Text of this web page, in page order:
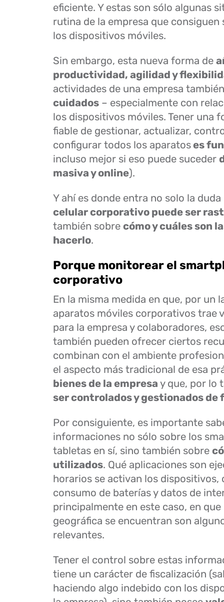
eficiente. Y estas son sólo algunas
rutina de la empresa que consiguen
los dispositivos móviles.
Sin embargo, esta nueva forma de
productividad, agilidad y
actividades de una empresa
cuidados – especialmente con
los dispositivos móviles. Tener una
fiable de gestionar, actualizar,
configurar todos los aparatoses
incluso mejor si eso puede suceder
masiva y online).
Y ahí es donde entra no solo la
celular corporativo puede ser
también sobre cómo y cuáles son
hacerlo.
Porque monitorear el
corporativo
En la misma medida en que, por un
aparatos móviles corporativos trae
para la empresa y colaboradores,
también pueden ofrecer ciertos
combinan con el ambiente
el aspecto más tradicional de esa
bienes de la empresa y que, por lo
ser controlados y gestionados de
Por consiguiente, es importante
informaciones no sólo sobre los
tabletas en sí, sino también sobre
utilizados. Qué aplicaciones son
horarios se activan los dispositivos,
consumo de baterías y datos de
principalmente en este caso, en
geográfica se encuentran son
relevantes.
Tener el control sobre estas
tiene un carácter de fiscalización
haciendo algo indebido con los